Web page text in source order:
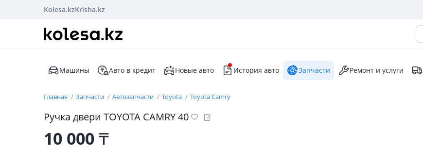
Kolesa.kzKrisha.kz
Машины Авто в кредит Новые авто История авто Запчасти Ремонт и услуги
Главная Запчасти Автозапчасти Toyota Toyota Camry
Ручка двери TOYOTA CAMRY 40
10 000₸